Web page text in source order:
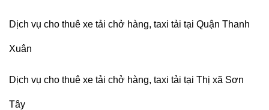
Dịch vụ cho thuê xe tải chở hàng, taxi tải tại Quận Thanh
Xuân
Dịch vụ cho thuê xe tải chở hàng, taxi tải tại Thị xã Sơn
Tây